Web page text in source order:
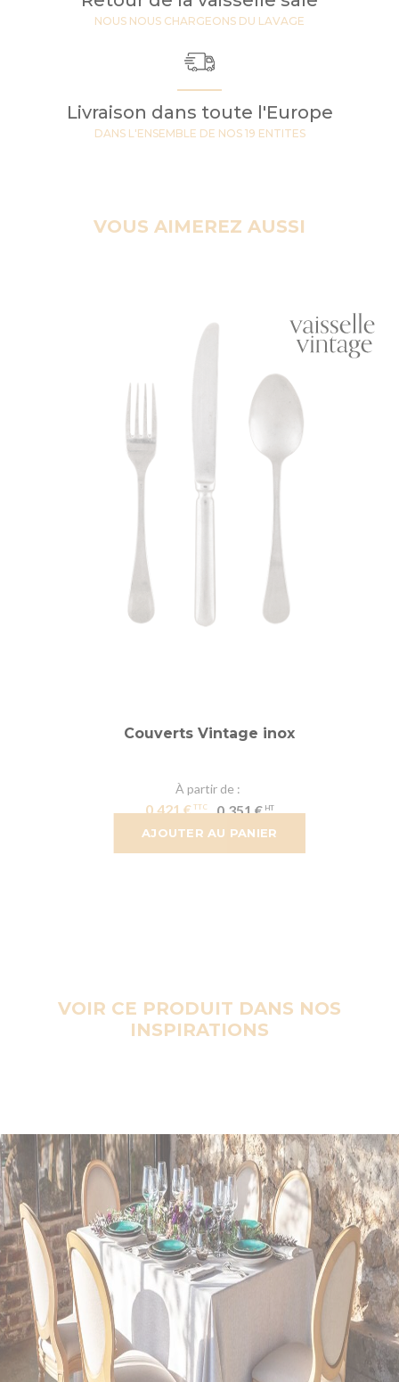
NOUS NOUS CHARGEONS DU LAVAGE
Livraison dans toute l'Europe
DANS L'ENSEMBLE DE NOS 19 ENTITES
VOUS AIMEREZ AUSSI
AJOUTER AU PANIER
Couverts Vintage inox
À partir de
0,421 € 0,351 €
VOIR CE PRODUIT DANS NOS
INSPIRATIONS